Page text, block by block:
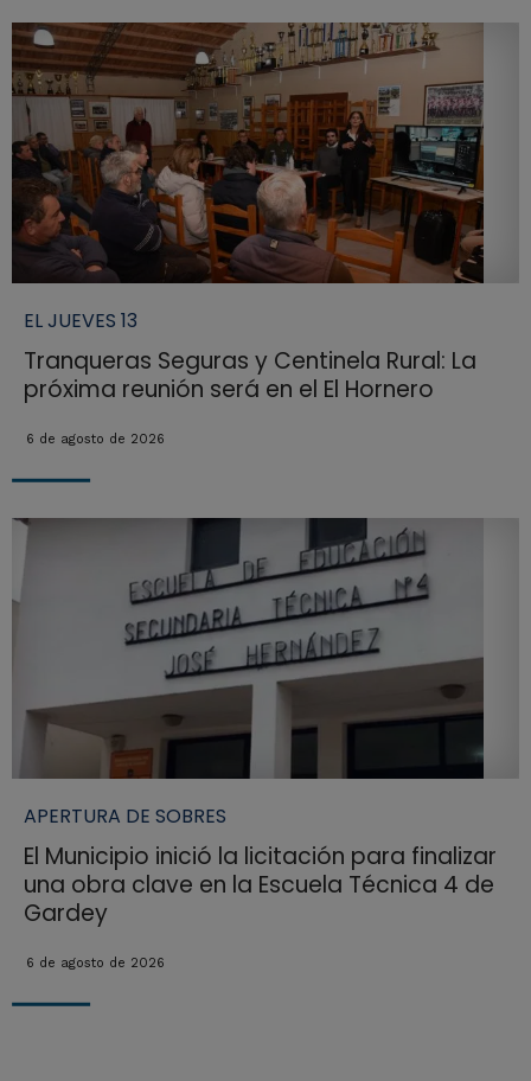
EL JUEVES 13
Tranqueras Seguras y Centinela Rural: La
próxima reunión será en el El Hornero
6 de agosto de 2026
APERTURA DE SOBRES
El Municipio inició la licitación para finalizar
una obra clave en la Escuela Técnica 4 de
Gardey
6 de agosto de 2026